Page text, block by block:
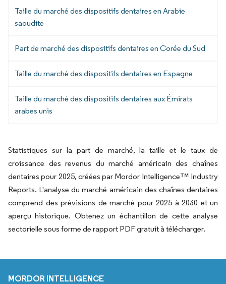
Taille du marché des dispositifs dentaires en Arabie
saoudite
Part de marché des dispositifs dentaires en Corée du Sud
Taille du marché des dispositifs dentaires en Espagne
Taille du marché des dispositifs dentaires aux Émirats
arabes unis
Statistiques sur la part de marché, la taille et le taux de
croissance des revenus du marché américain des chaînes
dentaires pour 2025, créées par Mordor Intelligence™ Industry
Reports. L'analyse du marché américain des chaînes dentaires
comprend des prévisions de marché pour 2025 à 2030 et un
aperçu historique. Obtenez un échantillon de cette analyse
sectorielle sous forme de rapport PDF gratuit à télécharger.
MORDOR INTELLIGENCE